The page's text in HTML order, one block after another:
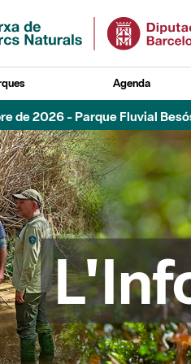
Agenda
de 2026 - Parque Fluvial